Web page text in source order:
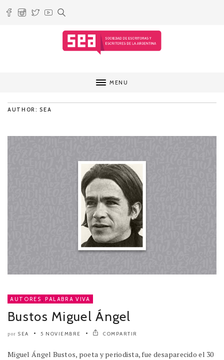
MENU
AUTHOR: SEA
AUTORES , PALABRA VIVA
Bustos Miguel Ángel
por SEA 5 NOVIEMBRE COMPARTIR
Miguel Ángel Bustos, poeta y periodista, fue desaparecido el 30